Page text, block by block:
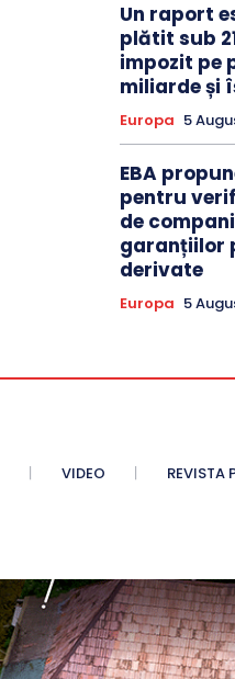
Un raport
plătit sub
impozit pe
miliarde și
Europa 5
EBA
pentru
de
garanțiilor
derivate
Europa 5
VIDEO REVISTA